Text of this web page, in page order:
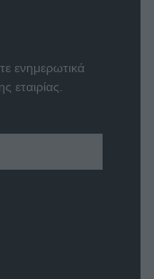
ενημερωτικά
εταιρίας.